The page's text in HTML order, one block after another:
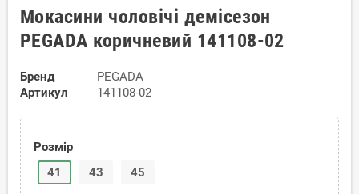
Мокасини чоловічі демісезон
PEGADA коричневий 141108-02
Бренд
PEGADA
Артикул
141108-02
Розмір
41
43 45